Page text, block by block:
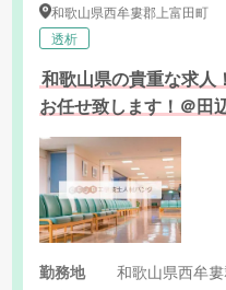
和歌山県西牟婁郡上富田町
透析
和歌山県の貴重な求人
お任せ致します！＠田
勤務地
和歌山県西牟